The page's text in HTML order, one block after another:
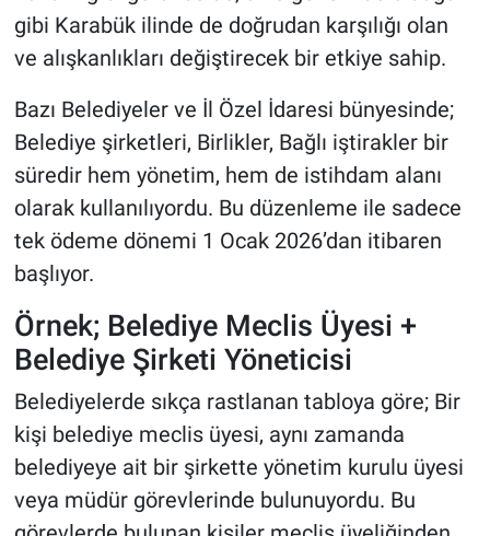
gibi Karabük ilinde de doğrudan karşılığı olan
ve alışkanlıkları değiştirecek bir etkiye sahip.
Bazı Belediyeler ve İl Özel İdaresi bünyesinde;
Belediye şirketleri, Birlikler, Bağlı iştirakler bir
süredir hem yönetim, hem de istihdam alanı
olarak kullanılıyordu. Bu düzenleme ile sadece
tek ödeme dönemi 1 Ocak 2026’dan itibaren
başlıyor.
Örnek; Belediye Meclis Üyesi +
Belediye Şirketi Yöneticisi
Belediyelerde sıkça rastlanan tabloya göre; Bir
kişi belediye meclis üyesi, aynı zamanda
belediyeye ait bir şirkette yönetim kurulu üyesi
veya müdür görevlerinde bulunuyordu. Bu